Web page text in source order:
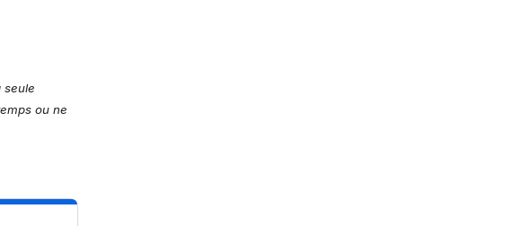
seule
ou ne